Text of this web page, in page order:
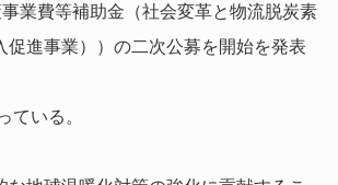
業費等補助金（社会変革と物流脱炭素
進事業））の二次公募を開始を発表
ている。